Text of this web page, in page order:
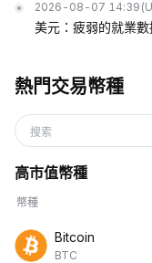
2026-08-07 14:39
美元：疲弱的就業
熱門交易幣種
搜索
高市值幣種
幣種
Bitcoin
BTC